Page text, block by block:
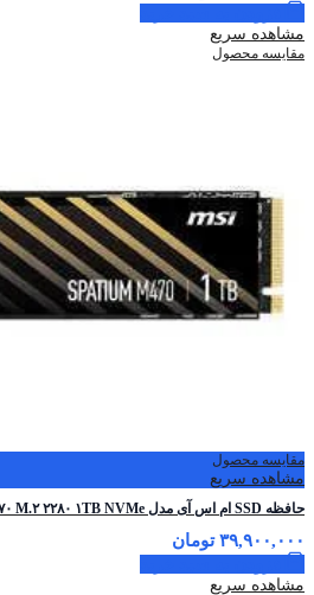
مشاهده سریع
مقایسه محصول
مقایسه محصول
مشاهده سریع
حافظه SSD ام اس آی مدل MSI SPATIUM M۴۷۰ M.۲ ۲۲۸۰ ۱TB NVMe
۳۹,۹۰۰,۰۰۰ تومان
مشاهده سریع